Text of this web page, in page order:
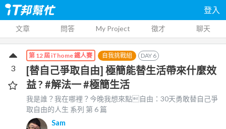
登入
文章 問答 My Project 徵才 聊天
第 12 屆 iThome 鐵人賽 自我挑戰組 DAY 6
[替自己爭取自由] 極簡能替生活帶來什麼效
益 ? #解法一 #極簡生活
我是誰？我在哪裡？今晚我想來點自由：30天勇敢替自己爭
取自由的人生 系列 第6 篇
Sam
3